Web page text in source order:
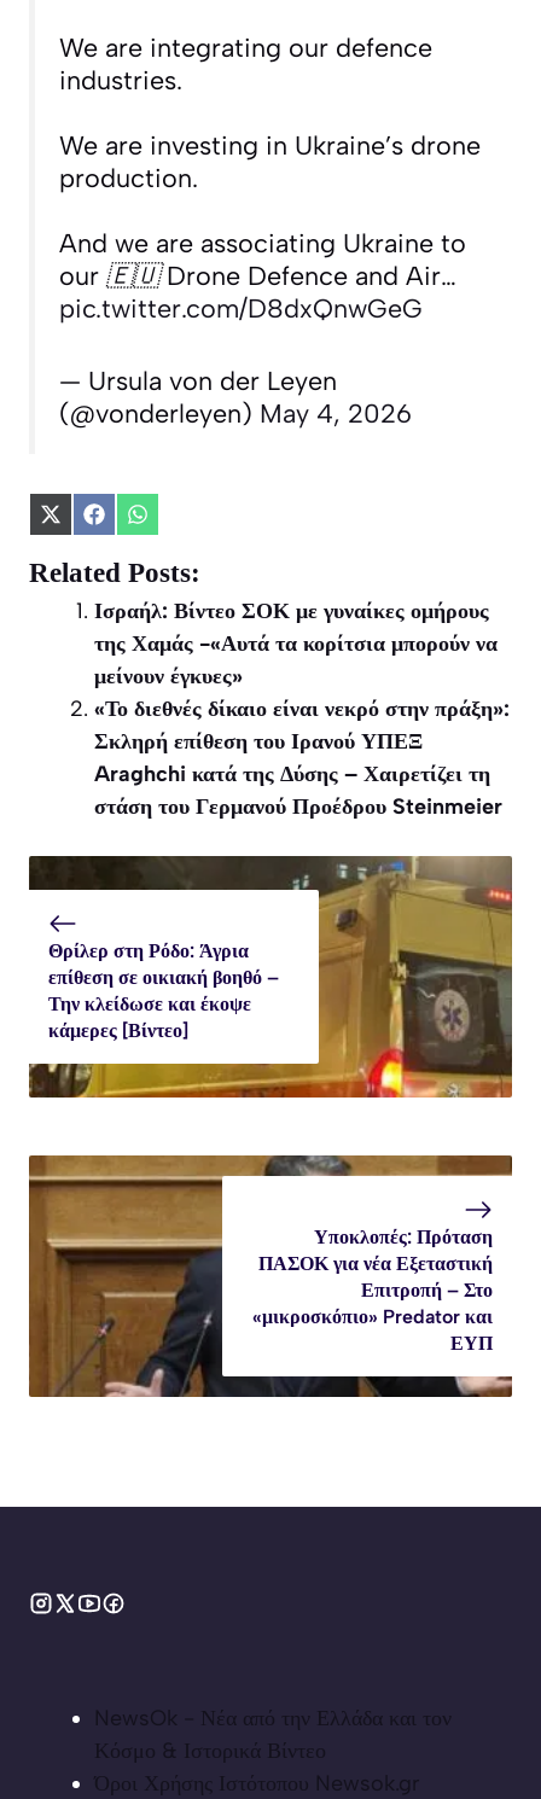
We are integrating our defence
industries.
We are investing in Ukraine’s drone
production.
And we are associating Ukraine to
our 🇪🇺 Drone Defence and Air…
pic.twitter.com/D8dxQnwGeG
— Ursula von der Leyen
(@vonderleyen) May 4, 2026
Share
X
(Twitter)
Share
Facebook
Share
WhatsApp
Related Posts:
Ισραήλ: Βίντεο ΣΟΚ με γυναίκες ομήρους
της Χαμάς -«Αυτά τα κορίτσια μπορούν να
μείνουν έγκυες»
«Το διεθνές δίκαιο είναι νεκρό στην πράξη»:
Σκληρή επίθεση του Ιρανού ΥΠΕΞ
Araghchi κατά της Δύσης – Χαιρετίζει τη
στάση του Γερμανού Προέδρου Steinmeier
Θρίλερ στη Ρόδο: Άγρια
επίθεση σε οικιακή βοηθό –
Την κλείδωσε και έκοψε
κάμερες [Βίντεο]
Υποκλοπές: Πρόταση
ΠΑΣΟΚ για νέα Εξεταστική
Επιτροπή – Στο
«μικροσκόπιο» Predator και
ΕΥΠ
NewsOk - Νέα από την Ελλάδα και τον
Κόσμο & Ιστορικά Βίντεο
Όροι Χρήσης Ιστότοπου Newsok.gr